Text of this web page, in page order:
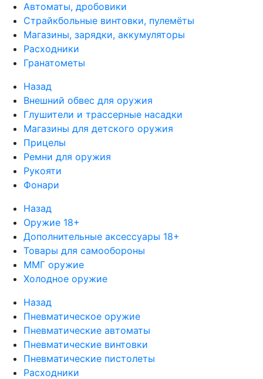
Автоматы, дробовики
Страйкбольные винтовки, пулемёты
Магазины, зарядки, аккумуляторы
Расходники
Гранатометы
Назад
Внешний обвес для оружия
Глушители и трассерные насадки
Магазины для детского оружия
Прицелы
Ремни для оружия
Рукояти
Фонари
Назад
Оружие 18+
Дополнительные аксессуары 18+
Товары для самообороны
ММГ оружие
Холодное оружие
Назад
Пневматическое оружие
Пневматические автоматы
Пневматические винтовки
Пневматические пистолеты
Расходники